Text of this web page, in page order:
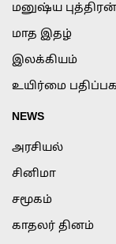
மனுஷ்ய
மாத இதழ்
இலக்கியம்
உயிர்மை
NEWS
அரசியல்
சினிமா
சமூகம்
காதலர் தினம்